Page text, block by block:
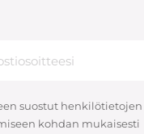
suostut henkilötietojen
kohdan mukaisesti